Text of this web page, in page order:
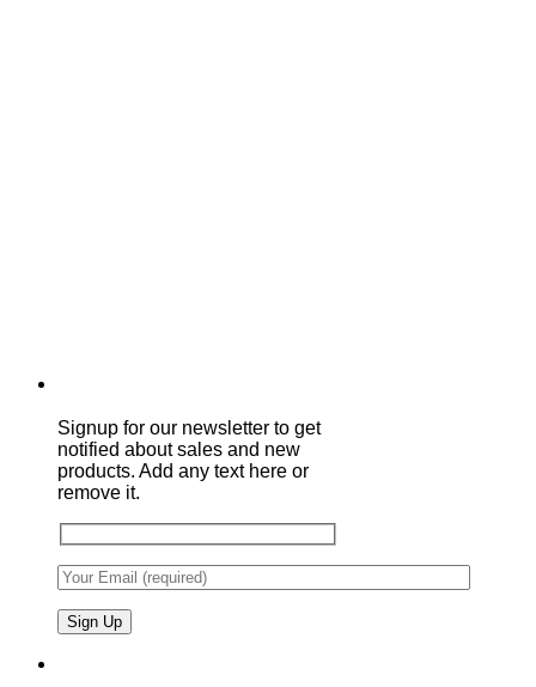
Signup for our newsletter to get
notified about sales and new
products. Add any text here or
remove it.